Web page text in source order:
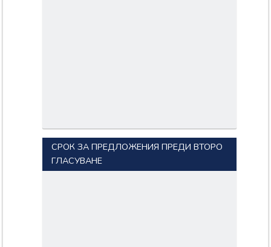
СРОК ЗА ПРЕДЛОЖЕНИЯ ПРЕДИ ВТОРО
ГЛАСУВАНЕ